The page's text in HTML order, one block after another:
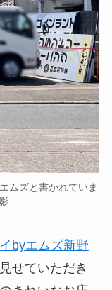
ムズと書かれていま
byエムズ新野
せていただき